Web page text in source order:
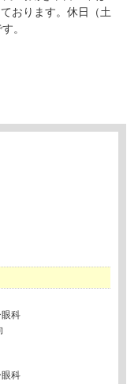
おります。休日（土
。
科
科